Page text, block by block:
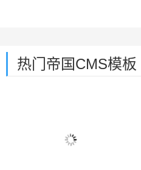
热门帝国CMS模板